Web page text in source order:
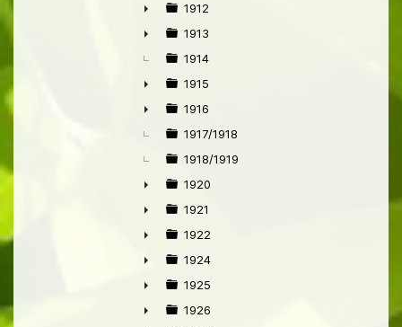
►
1912
►
1913
1914
►
1915
►
1916
1917/1918
1918/1919
►
1920
►
1921
►
1922
►
1924
►
1925
1926